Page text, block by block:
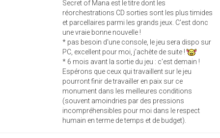
Secret of Mana est le titre dont les
réorchestrations CD sorties sont les plus timides
et parcellaires parmi les grands jeux. C'est donc
une vraie bonne nouvelle !
* pas besoin d'une console, le jeu sera dispo sur
PC, excellent pour moi, j'achète de suite !
* 6 mois avant la sortie du jeu : c'est demain !
Espérons que ceux qui travaillent sur le jeu
pourront finir de travailler en paix sur ce
monument dans les meilleures conditions
(souvent amoindries par des pressions
incompréhensibles pour moi dans le respect
humain en terme de temps et de budget).